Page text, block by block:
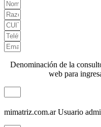
Denominación de la
web para
mimatriz.com.ar Usuario